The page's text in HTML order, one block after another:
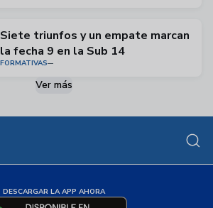
Siete triunfos y un empate marcan
la fecha 9 en la Sub 14
FORMATIVAS
Ver más
DESCARGAR LA APP AHORA